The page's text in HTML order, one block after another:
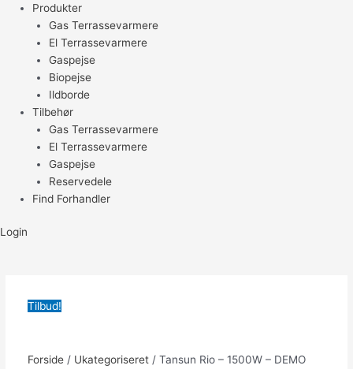
Produkter
Gas Terrassevarmere
El Terrassevarmere
Gaspejse
Biopejse
Ildborde
Tilbehør
Gas Terrassevarmere
El Terrassevarmere
Gaspejse
Reservedele
Find Forhandler
Login
Tilbud!
Forside/ Ukategoriseret/ Tansun Rio – 1500W – DEMO